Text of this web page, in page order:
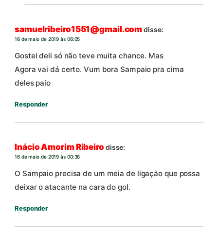
samuelribeiro1551@gmail.comdisse:
16 de maio de 2019 às 06:05
Gostei deli só não teve muita chance. Mas
Agora vai dá certo. Vum bora Sampaio pra cima
deles paio
Responder
Inácio Amorim Ribeiro disse:
16 de maio de 2019 às 00:38
O Sampaio precisa de um meia de ligação que possa
deixar o atacante na cara do gol.
Responder